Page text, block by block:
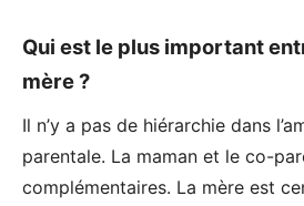
Qui est le plus important
mère ?
Il n’y a pas de hiérarchie dans
parentale. La maman et le co-
complémentaires. La mère est